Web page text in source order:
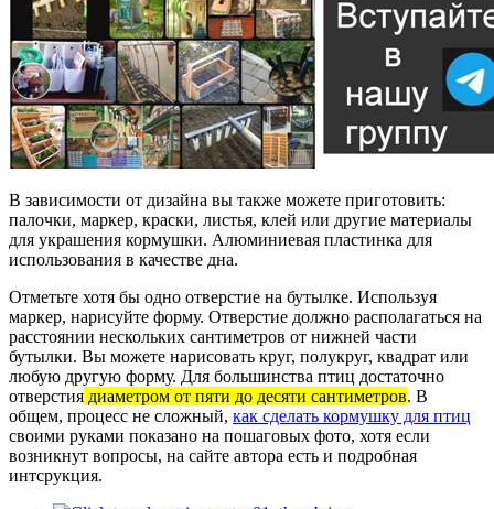
В зависимости от дизайна вы также можете приготовить:
палочки, маркер, краски, листья, клей или другие материалы
для украшения кормушки. Алюминиевая пластинка для
использования в качестве дна.
Отметьте хотя бы одно отверстие на бутылке. Используя
маркер, нарисуйте форму. Отверстие должно располагаться на
расстоянии нескольких сантиметров от нижней части
бутылки. Вы можете нарисовать круг, полукруг, квадрат или
любую другую форму. Для большинства птиц достаточно
отверстия диаметром от пяти до десяти сантиметров. В
общем, процесс не сложный, как сделать кормушку для птиц
своими руками показано на пошаговых фото, хотя если
возникнут вопросы, на сайте автора есть и подробная
интсрукция.